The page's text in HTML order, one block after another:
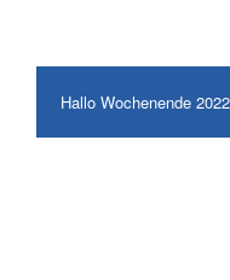
Hallo Wochenende